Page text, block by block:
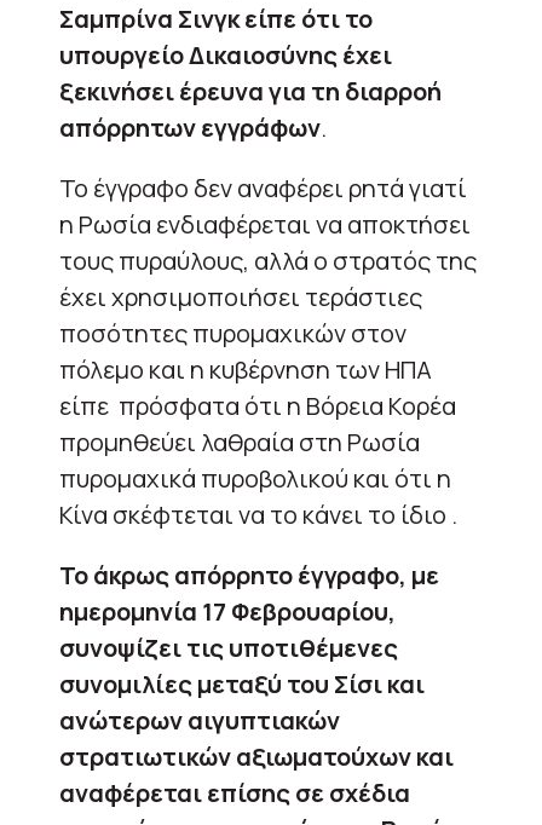
Σαμπρίνα Σινγκ είπε ότι το
υπουργείο Δικαιοσύνης έχει
ξεκινήσει έρευνα για τη διαρροή
απόρρητων εγγράφων.
Το έγγραφο δεν αναφέρει ρητά γιατί
η Ρωσία ενδιαφέρεται να αποκτήσει
τους πυραύλους, αλλά ο στρατός της
έχει χρησιμοποιήσει τεράστιες
ποσότητες πυρομαχικών στον
πόλεμο και η κυβέρνηση των ΗΠΑ
είπε πρόσφατα ότι η Βόρεια Κορέα
προμηθεύει λαθραία στη Ρωσία
πυρομαχικά πυροβολικού και ότι η
Κίνα σκέφτεται να το κάνει το ίδιο .
Το άκρως απόρρητο έγγραφο, με
ημερομηνία 17 Φεβρουαρίου,
συνοψίζει τις υποτιθέμενες
συνομιλίες μεταξύ του Σίσι και
ανώτερων αιγυπτιακών
στρατιωτικών αξιωματούχων και
αναφέρεται επίσης σε σχέδια